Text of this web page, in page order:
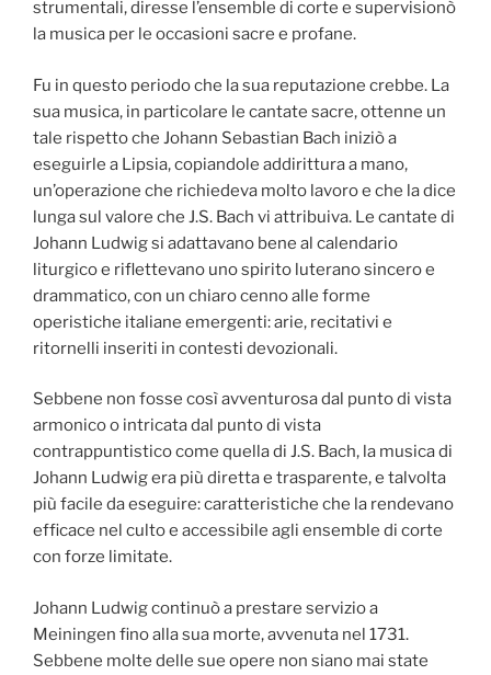
strumentali, diresse l’ensemble di corte e supervisionò
la musica per le occasioni sacre e profane.
Fu in questo periodo che la sua reputazione crebbe. La
sua musica, in particolare le cantate sacre, ottenne un
tale rispetto che Johann Sebastian Bach iniziò a
eseguirle a Lipsia, copiandole addirittura a mano,
un’operazione che richiedeva molto lavoro e che la dice
lunga sul valore che J.S. Bach vi attribuiva. Le cantate di
Johann Ludwig si adattavano bene al calendario
liturgico e riflettevano uno spirito luterano sincero e
drammatico, con un chiaro cenno alle forme
operistiche italiane emergenti: arie, recitativi e
ritornelli inseriti in contesti devozionali.
Sebbene non fosse così avventurosa dal punto di vista
armonico o intricata dal punto di vista
contrappuntistico come quella di J.S. Bach, la musica di
Johann Ludwig era più diretta e trasparente, e talvolta
più facile da eseguire: caratteristiche che la rendevano
efficace nel culto e accessibile agli ensemble di corte
con forze limitate.
Johann Ludwig continuò a prestare servizio a
Meiningen fino alla sua morte, avvenuta nel 1731.
Sebbene molte delle sue opere non siano mai state